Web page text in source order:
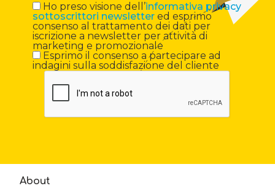
Ho preso visione dell’informativa privacy
sottoscrittori newslettered esprimo
consenso al trattamento dei dati per
iscrizione a newsletter per attività di
marketing e promozionale
Esprimo il consenso a partecipare ad
indagini sulla soddisfazione del cliente
About